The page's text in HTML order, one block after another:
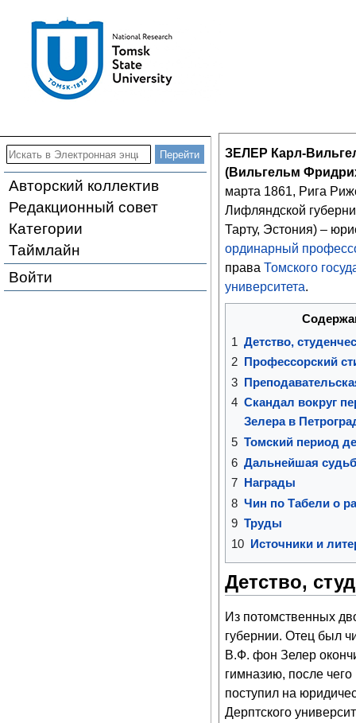
Авторский коллектив
Редакционный совет
Категории
Таймлайн
Войти
ЗЕЛЕР Карл-
(Вильгельм
марта 1861, Рига
Лифляндской
Тарту, Эстония) –
ординарный
права Томского
университета.
1 Детство,
2
Профессорский
3
4 Скандал вокруг
Зелера в
5 Томский период
6 Дальнейшая
7 Награды
8 Чин по Табели о
9 Труды
10 Источники и
Детство,
Из потомственных
губернии. Отец был
В.Ф. фон Зелер
гимназию, после чего
поступил на
Дерптского